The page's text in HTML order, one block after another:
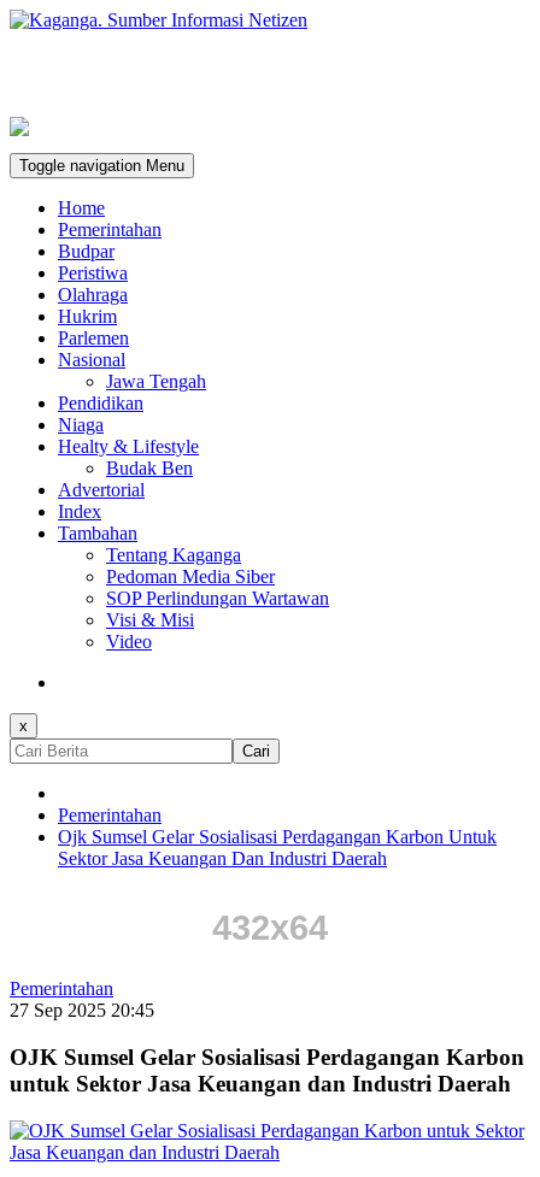
Toggle navigation Menu
Home
Pemerintahan
Budpar
Peristiwa
Olahraga
Hukrim
Parlemen
Nasional
Jawa Tengah
Pendidikan
Niaga
Healty & Lifestyle
Budak Ben
Advertorial
Index
Tambahan
Tentang Kaganga
Pedoman Media Siber
SOP Perlindungan Wartawan
Visi & Misi
Video
x
Cari
Pemerintahan
Ojk Sumsel Gelar Sosialisasi Perdagangan Karbon Untuk
Sektor Jasa Keuangan Dan Industri Daerah
Pemerintahan
27 Sep 2025 20:45
OJK Sumsel Gelar Sosialisasi Perdagangan Karbon
untuk Sektor Jasa Keuangan dan Industri Daerah